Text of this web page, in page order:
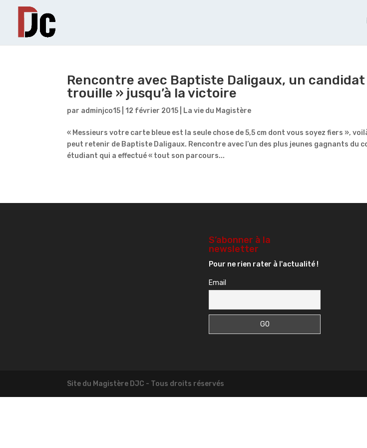
Rencontre avec Baptiste Daligaux, un
trouille » jusqu’à la victoire
par adminjco15 12 février 2015 La vie du Magistère
« Messieurs votre carte bleue est la seule chose de 5,5 cm dont vous soyez fiers »,
peut retenir de Baptiste Daligaux. Rencontre avec l’un des plus jeunes gagnants du
étudiant qui a effectué « tout son parcours...
S’abonner à la
newsletter
Pour ne rien rater à l'actualité !
Email
Site du Magistère DJC - Tous droits réservés